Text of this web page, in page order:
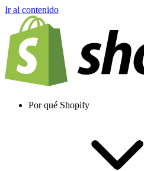
Ir al contenido
Por qué Shopify